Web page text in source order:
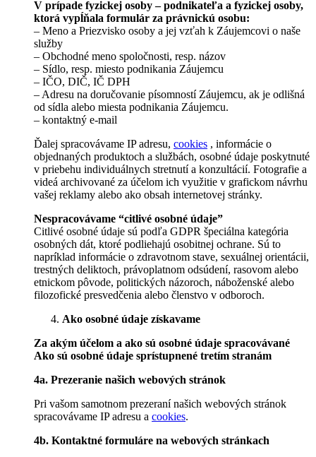
V prípade fyzickej osoby – podnikateľa a fyzickej osoby,
ktorá vypĺňala formulár za právnickú osobu:
– Meno a Priezvisko osoby a jej vzťah k Záujemcovi o naše
služby
– Obchodné meno spoločnosti, resp. názov
– Sídlo, resp. miesto podnikania Záujemcu
– IČO, DIČ, IČ DPH
– Adresu na doručovanie písomností Záujemcu, ak je odlišná
od sídla alebo miesta podnikania Záujemcu.
– kontaktný e-mail
Ďalej spracovávame IP adresu, cookies , informácie o
objednaných produktoch a službách, osobné údaje poskytnuté
v priebehu individuálnych stretnutí a konzultácií. Fotografie a
videá archivované za účelom ich využitie v grafickom návrhu
vašej reklamy alebo ako obsah internetovej stránky.
Nespracovávame “citlivé osobné údaje”
Citlivé osobné údaje sú podľa GDPR špeciálna kategória
osobných dát, ktoré podliehajú osobitnej ochrane. Sú to
napríklad informácie o zdravotnom stave, sexuálnej orientácii,
trestných deliktoch, právoplatnom odsúdení, rasovom alebo
etnickom pôvode, politických názoroch, náboženské alebo
filozofické presvedčenia alebo členstvo v odboroch.
Ako osobné údaje získavame
Za akým účelom a ako sú osobné údaje spracovávané
Ako sú osobné údaje sprístupnené tretím stranám
4a. Prezeranie našich webových stránok
Pri vašom samotnom prezeraní našich webových stránok
spracovávame IP adresu a cookies.
4b. Kontaktné formuláre na webových stránkach